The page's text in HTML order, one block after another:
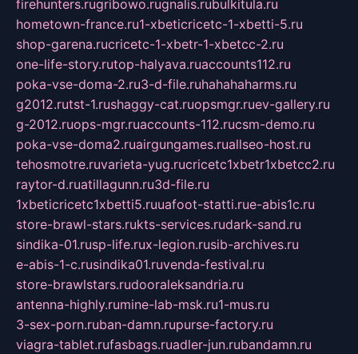
firehunters.rugribowo.rugnalis.rubulkitula.ru
hometown-france.ru1-xbeticricetc-1-xbetti-5.ru
shop-garena.rucricetc-1-xbetr-1-xbetcc-2.ru
one-life-story.rutop-halyava.ruaccounts112.ru
poka-vse-doma-2.ru3-d-file.ruhahahaharms.ru
g2012.rutst-1.rushaggy-cat.ruopsmgr.ruev-gallery.ru
g-2012.ruops-mgr.ruaccounts-112.rucsm-demo.ru
poka-vse-doma2.ruairgungames.ruallseo-host.ru
tehosmotre.ruvarieta-yug.rucricetc1xbetr1xbetcc2.ru
raytor-d.ruatillagunn.ru3d-file.ru
1xbeticricetc1xbetti5.ruuafoot-statti.rue-abis1c.ru
store-brawl-stars.rukts-services.rudark-sand.ru
sindika-01.rusp-life.rux-legion.rusib-archives.ru
e-abis-1-c.rusindika01.ruvenda-festival.ru
store-brawlstars.rudooraleksandria.ru
antenna-highly.rumine-lab-msk.ru1-mus.ru
3-sex-porn.ruban-damn.rupurse-factory.ru
viagra-tablet.rufasbags.ruadler-jun.rubandamn.ru